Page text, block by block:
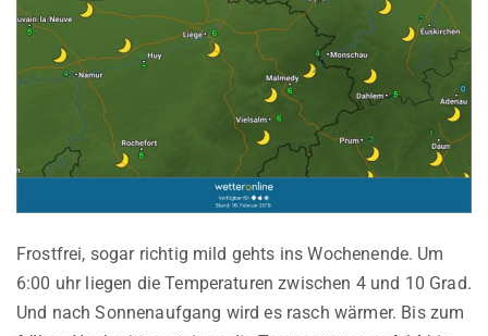
Frostfrei, sogar richtig mild gehts ins Wochenende. Um
6:00 uhr liegen die Temperaturen zwischen 4 und 10 Grad.
Und nach Sonnenaufgang wird es rasch wärmer. Bis zum